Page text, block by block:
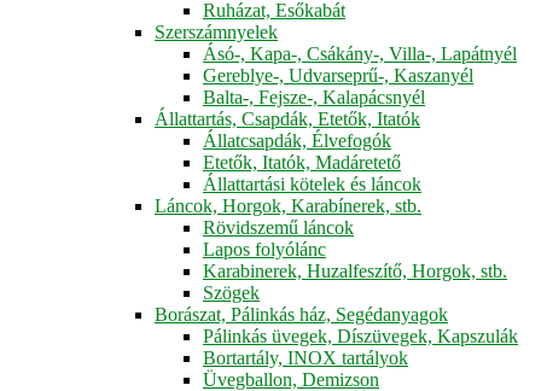
Ruházat, Esőkabát
Szerszámnyelek
Ásó-, Kapa-, Csákány-, Villa-, Lapátnyél
Gereblye-, Udvarseprű-, Kaszanyél
Balta-, Fejsze-, Kalapácsnyél
Állattartás, Csapdák, Etetők, Itatók
Állatcsapdák, Élvefogók
Etetők, Itatók, Madáretető
Állattartási kötelek és láncok
Láncok, Horgok, Karabínerek, stb.
Rövidszemű láncok
Lapos folyólánc
Karabinerek, Huzalfeszítő, Horgok, stb.
Szögek
Borászat, Pálinkás ház, Segédanyagok
Pálinkás üvegek, Díszüvegek, Kapszulák
Bortartály, INOX tartályok
Üvegballon, Demizson